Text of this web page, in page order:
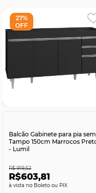
27%
OFF
Balcão Gabinete para pia sem
Tampo 150cm Marrocos Preto
- Lumil
R$603,81
no Boleto ou PIX
R$ 919,52